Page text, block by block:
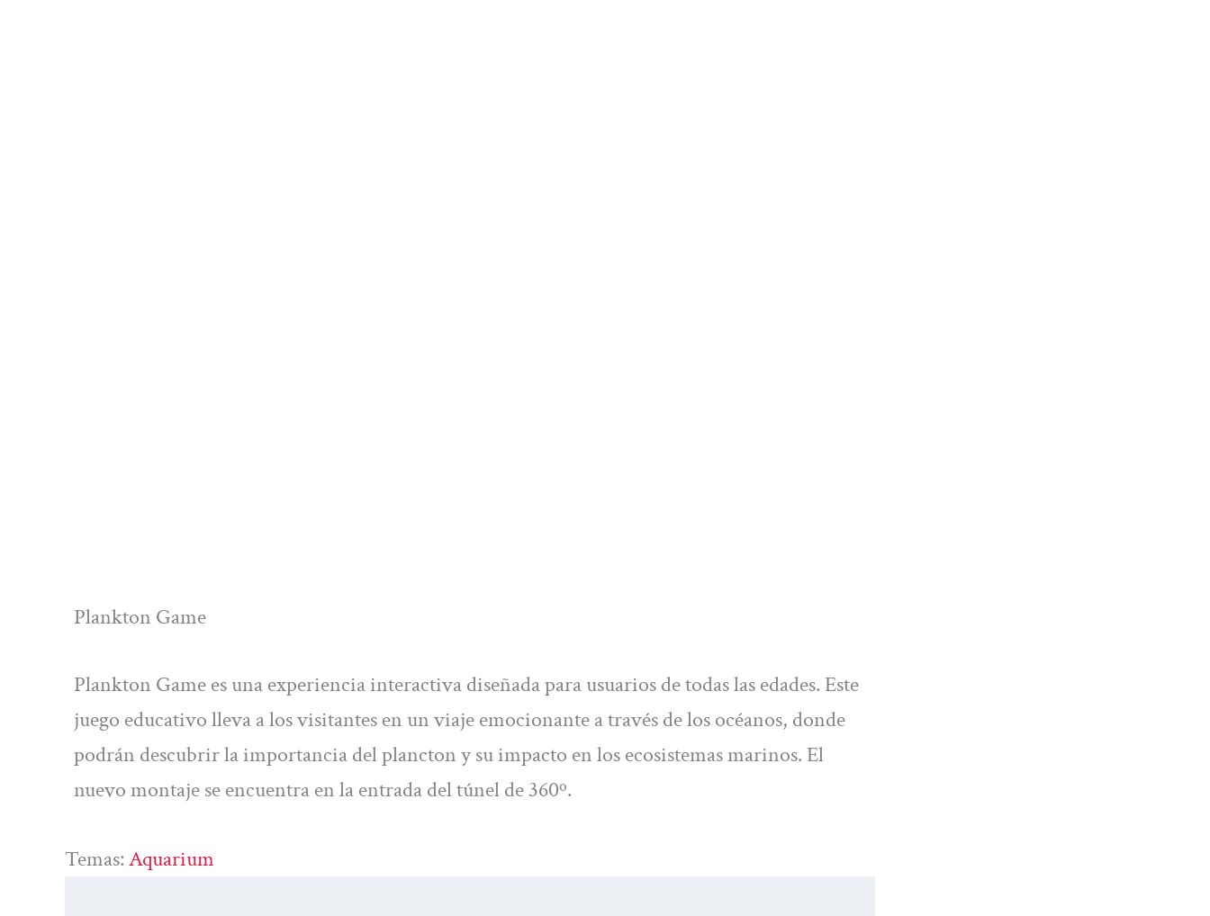
Plankton Game
Plankton Game es una experiencia interactiva diseñada para usuarios de todas las edades. Este
juego educativo lleva a los visitantes en un viaje emocionante a través de los océanos, donde
podrán descubrir la importancia del plancton y su impacto en los ecosistemas marinos. El
nuevo montaje se encuentra en la entrada del túnel de 360º.
Temas:Aquarium